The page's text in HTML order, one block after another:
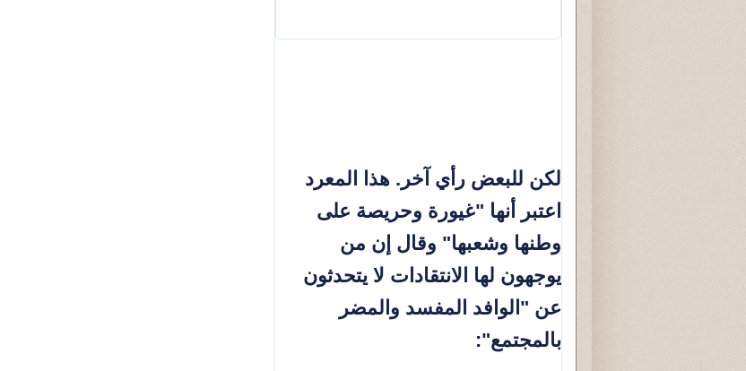
والخصوصية
لكن للبعض رأي آخر. هذا المعرد
اعتبر أنها "غيورة وحريصة على
وطنها وشعبها" وقال إن من
يوجهون لها الانتقادات لا يتحدثون
عن "الوافد المفسد والمضر
بالمجتمع":